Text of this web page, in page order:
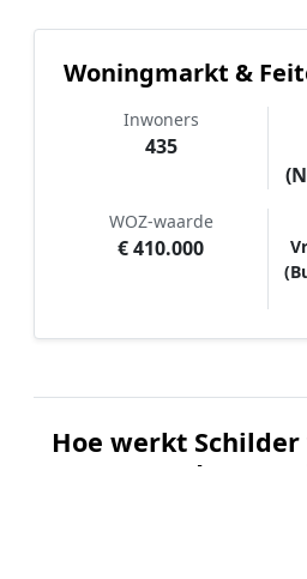
Woningmarkt &
Inwoners
435
WOZ-waarde
€ 410.000
Hoe werkt